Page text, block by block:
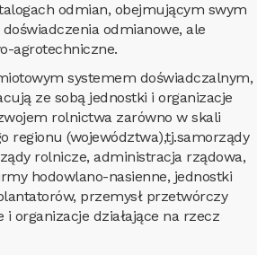
odmian, obejmującym swym
odmianowe, ale
agrotechniczne.
systemem doświadczalnym,
ze sobą jednostki i organizacje
rolnictwa zarówno w skali
regionu (województwa),tj.samorządy
rolnicze, administracja rządowa,
hodowlano-nasienne, jednostki
przemysł przetwórczy
organizacje działające na rzecz